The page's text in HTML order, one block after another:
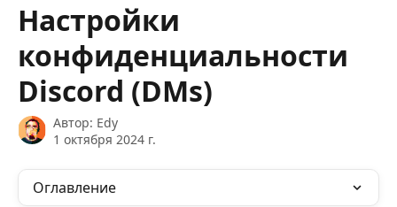
Настройки
конфиденциальности
Discord (DMs)
Автор: Edy
1 октября 2024 г.
Оглавление